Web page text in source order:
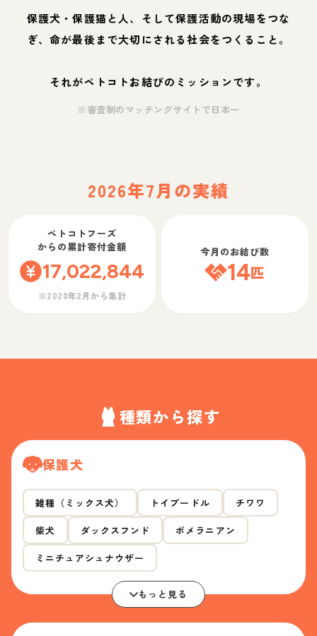
保護犬・保護猫と人、そして保護活動の現場をつな
ぎ、命が最後まで大切にされる社会をつくること。
それがペトコトお結びのミッションです。
※審査制のマッチングサイトで日本一
2026年7月の実績
ペトコトフーズ
からの累計寄付金額
17,022,844
※2020年2月から集計
今月のお結び数
14匹
種類から探す
保護犬
雑種（ミックス犬） トイプードル チワワ
柴犬 ダックスフンド ポメラニアン
ミニチュアシュナウザー
もっと見る